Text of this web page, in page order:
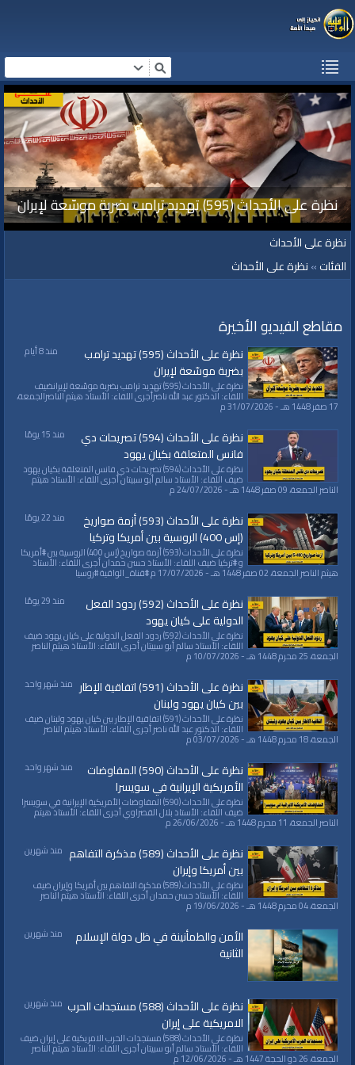
نظرة على الأحداث (595) تهديد ترامب بضربة موسّعة لإيران
نظرة على الأحداث
الفئات»نظرة على الأحداث
مقاطع الفيديو الأخيرة
منذ 8 أيام
نظرة على الأحداث (595) تهديد ترامب
بضربة موسّعة لإيران
نظرة على الأحداث (595) تهديد ترامب بضربة موسّعة لإيرانضيف
اللقاء: الدكتور عبد الله ناصرأجرى اللقاء: الأستاذ هيثم الناصرالجمعة،
17 صفر 1448 هـ - 31/07/2026 م
منذ 15 يومًا
نظرة على الأحداث (594) تصريحات دي
فانس المتعلقة بكيان يهود
نظرة على الأحداث (594) تصريحات دي فانس المتعلقة بكيان يهود
ضيف اللقاء: الأستاذ سالم أبو سبيتان أجرى اللقاء: الأستاذ هيثم
الناصر الجمعة، 09 صفر 1448 هـ - 24/07/2026 م
منذ 22 يومًا
نظرة على الأحداث (593) أزمة صواريخ
(إس 400) الروسية بين أمريكا وتركيا
نظرة على الأحداث (593) أزمة صواريخ (إس 400) الروسية بين #أمريكا
و #تركيا ضيف اللقاء: الأستاذ حسن حمدان أجرى اللقاء: الأستاذ
هيثم الناصر الجمعة، 02 صفر 1448 هـ - 17/07/2026 م #قناة_الواقية #روسيا
منذ 29 يومًا
نظرة على الأحداث (592) ردود الفعل
الدولية على كيان يهود
نظرة على الأحداث (592) ردود الفعل الدولية على كيان يهود ضيف
اللقاء: الأستاذ سالم أبو سبيتان أجرى اللقاء: الأستاذ هيثم الناصر
الجمعة، 25 محرم 1448 هـ - 10/07/2026 م
منذ شهر واحد نظرة على الأحداث (591) اتفاقية الإطار
بين كيان يهود ولبنان
نظرة على الأحداث (591) اتفاقية الإطار بين كيان يهود ولبنان ضيف
اللقاء: الدكتور عبد الله ناصر أجرى اللقاء: الأستاذ هيثم الناصر
الجمعة، 18 محرم 1448 هـ - 03/07/2026 م
منذ شهر واحد
نظرة على الأحداث (590) المفاوضات
الأمريكية الإيرانية في سويسرا
نظرة على الأحداث (590) المفاوضات الأمريكية الإيرانية في سويسرا
ضيف اللقاء: الأستاذ بلال القصراوي أجرى اللقاء: الأستاذ هيثم
الناصر الجمعة، 11 محرم 1448 هـ - 26/06/2026 م
منذ شهرين نظرة على الأحداث (589) مذكرة التفاهم
بين أمريكا وإيران
نظرة على الأحداث (589) مذكرة التفاهم بين أمريكا وإيران ضيف
اللقاء: الأستاذ حسن حمدان أجرى اللقاء: الأستاذ هيثم الناصر
الجمعة، 04 محرم 1448 هـ - 19/06/2026 م
منذ شهرين
الأمن والطمأنينة في ظل دولة الإسلام
الثانية
منذ شهرين نظرة على الأحداث (588) مستجدات الحرب
الامريكية على إيران
نظرة على الأحداث (588) مستجدات الحرب الامريكية على إيران ضيف
اللقاء: الأستاذ سالم أبو سبيتان أجرى اللقاء: الأستاذ هيثم الناصر
الجمعة، 26 ذو الحجة 1447 هـ - 12/06/2026 م